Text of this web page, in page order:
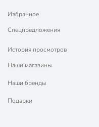
Избранное
Спецпредложения
История просмотров
Наши магазины
Наши бренды
Подарки